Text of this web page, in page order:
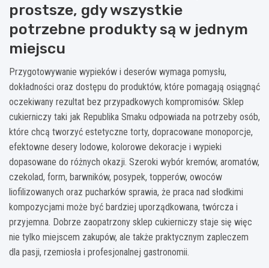
prostsze, gdy wszystkie
potrzebne produkty są w jednym
miejscu
Przygotowywanie wypieków i deserów wymaga pomysłu,
dokładności oraz dostępu do produktów, które pomagają osiągnąć
oczekiwany rezultat bez przypadkowych kompromisów. Sklep
cukierniczy taki jak Republika Smaku odpowiada na potrzeby osób,
które chcą tworzyć estetyczne torty, dopracowane monoporcje,
efektowne desery lodowe, kolorowe dekoracje i wypieki
dopasowane do różnych okazji. Szeroki wybór kremów, aromatów,
czekolad, form, barwników, posypek, topperów, owoców
liofilizowanych oraz pucharków sprawia, że praca nad słodkimi
kompozycjami może być bardziej uporządkowana, twórcza i
przyjemna. Dobrze zaopatrzony sklep cukierniczy staje się więc
nie tylko miejscem zakupów, ale także praktycznym zapleczem
dla pasji, rzemiosła i profesjonalnej gastronomii.